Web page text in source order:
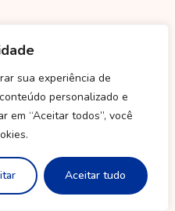
sua experiência de
personalizado e
em “Aceitar todos”, você
Aceitar tudo